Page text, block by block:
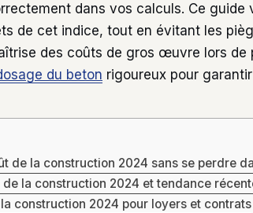
dans vos calculs. Ce guide
de cet indice, tout en évitant les
des coûts de gros œuvre lors de
du beton rigoureux pour
de la construction 2024 sans se perdre
de la construction 2024 et tendance
construction 2024 pour loyers et contrats